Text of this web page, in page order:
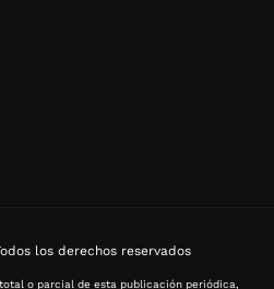
los derechos reservados
o parcial de esta publicación periódica,